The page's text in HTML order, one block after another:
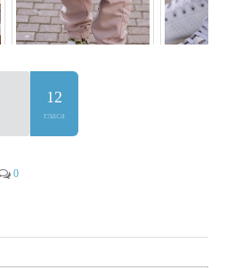
12
гласа
0